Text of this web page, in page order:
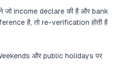
जो income declare की है और bank
है, तो re-verification होती है
और public holidays पर